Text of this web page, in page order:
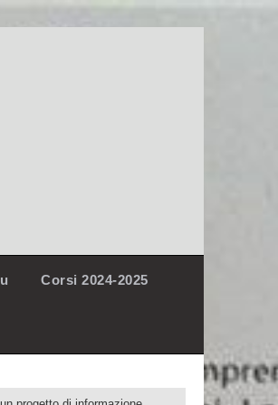
Corsi 2024-2025